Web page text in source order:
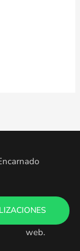
es
este sitio
web.